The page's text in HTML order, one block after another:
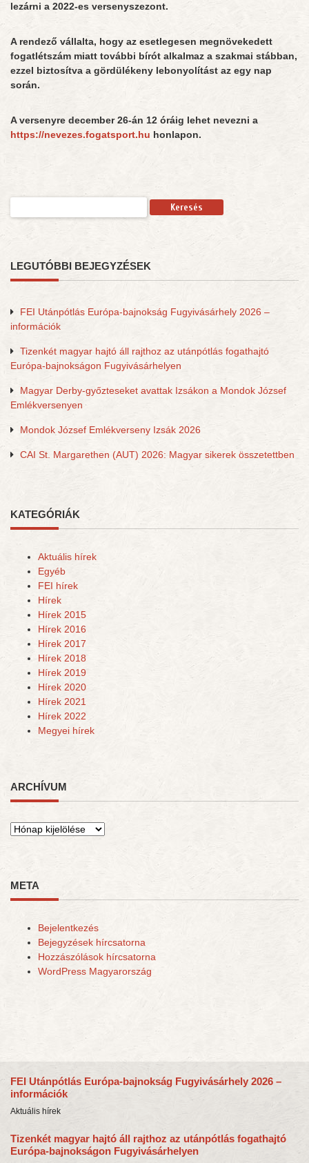
lezárni a 2022-es versenyszezont.
A rendező vállalta, hogy az esetlegesen megnövekedett
fogatlétszám miatt további bírót alkalmaz a szakmai stábban,
ezzel biztosítva a gördülékeny lebonyolítást az egy nap
során.
A versenyre december 26-án 12 óráig lehet nevezni a
https://nevezes.fogatsport.hu honlapon.
LEGUTÓBBI BEJEGYZÉSEK
FEI Utánpótlás Európa-bajnokság Fugyivásárhely 2026 –
információk
Tizenkét magyar hajtó áll rajthoz az utánpótlás fogathajtó
Európa-bajnokságon Fugyivásárhelyen
Magyar Derby-győzteseket avattak Izsákon a Mondok József
Emlékversenyen
Mondok József Emlékverseny Izsák 2026
CAI St. Margarethen (AUT) 2026: Magyar sikerek összetettben
KATEGÓRIÁK
Aktuális hírek
Egyéb
FEI hírek
Hírek
Hírek 2015
Hírek 2016
Hírek 2017
Hírek 2018
Hírek 2019
Hírek 2020
Hírek 2021
Hírek 2022
Megyei hírek
ARCHÍVUM
Archívum
META
Bejelentkezés
Bejegyzések hírcsatorna
Hozzászólások hírcsatorna
WordPress Magyarország
FEI Utánpótlás Európa-bajnokság Fugyivásárhely 2026 –
információk
Aktuális hírek
Tizenkét magyar hajtó áll rajthoz az utánpótlás fogathajtó
Európa-bajnokságon Fugyivásárhelyen